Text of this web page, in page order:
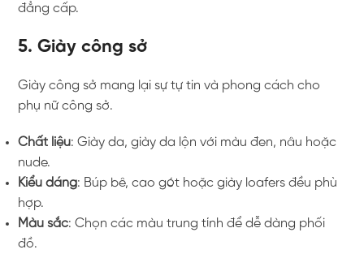
đẳng cấp.
5. Giày công sở
Giày công sở mang lại sự tự tin và phong cách cho
phụ nữ công sở.
Chất liệu: Giày da, giày da lộn với màu đen, nâu hoặc
nude.
Kiểu dáng: Búp bê, cao gót hoặc giày loafers đều phù
hợp.
Màu sắc: Chọn các màu trung tính để dễ dàng phối
đồ.